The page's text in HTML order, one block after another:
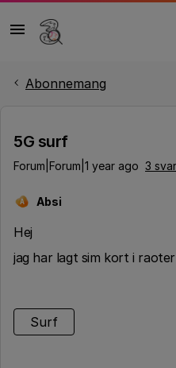
Abonnemang
5G surf
Forum|Forum|1 year ago 3 svar
A Absi
Hej
jag har lagt sim kort i
Surf